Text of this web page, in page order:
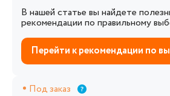
В нашей статье вы найдете
рекомендации по правильному
Перейти к рекомендации по
Под заказ